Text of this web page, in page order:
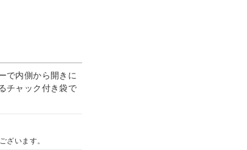
で内側から開きに
チャック付き袋で
ざいます。